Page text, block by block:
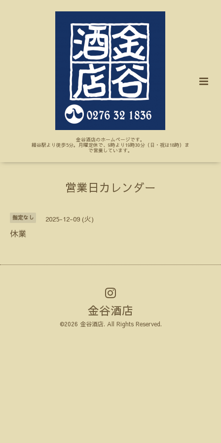
金谷酒店のホームページです。
細谷駅より徒歩5分。月曜定休で、9時より19時30分（日・祝は18時）ま
で営業しています。
営業日カレンダー
指定なし 2025-12-09 (火)
休業
金谷酒店
©2026 金谷酒店. All Rights Reserved.